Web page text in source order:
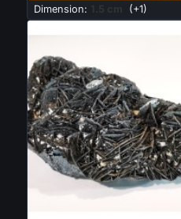
Dimension: 1.5 cm (+1)